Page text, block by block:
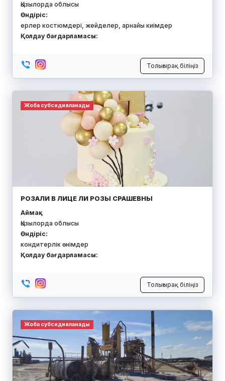
Қызылорда облысы
Өндіріс:
ерлер костюмдері, жейделер, арнайы киімдер
Қолдау бағдарламасы:
Толығырақ біліңіз
Жоба субсидияланады
РОЗАЛИ В ЛИЦЕ ЛИ РОЗЫ СРАШЕВНЫ
Аймақ:
Қызылорда облысы
Өндіріс:
кондитерлік өнімдер
Қолдау бағдарламасы:
Толығырақ біліңіз
Жоба субсидияланады